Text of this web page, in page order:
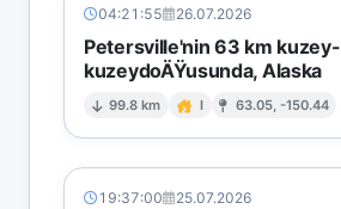
04:21:55 26.07.2026
Petersville'nin 63 km kuzey-
kuzeydoÄŸusunda, Alaska
99.8 km I 63.05, -150.44
19:37:00 25.07.2026